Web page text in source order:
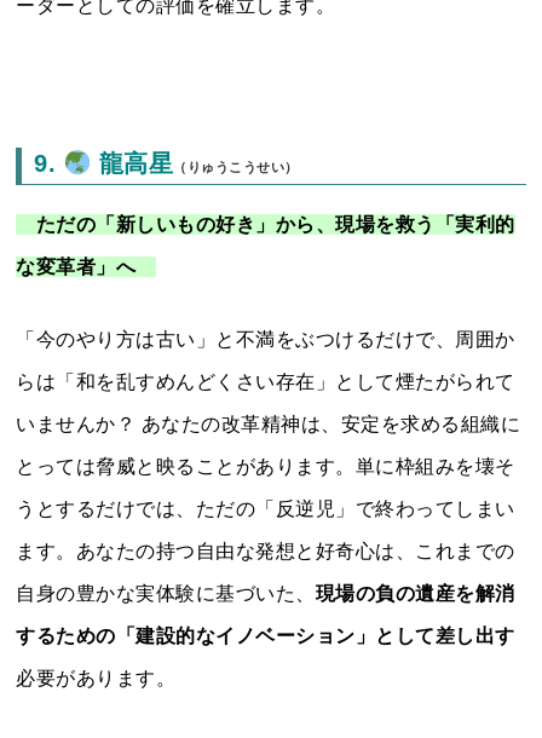
ーダーとしての評価を確立します。
9. 龍高星 （りゅうこうせい）
ただの「新しいもの好き」から、現場を救う「実利的
な変革者」へ
「今のやり方は古い」と不満をぶつけるだけで、周囲か
らは「和を乱すめんどくさい存在」として煙たがられて
いませんか？ あなたの改革精神は、安定を求める組織に
とっては脅威と映ることがあります。単に枠組みを壊そ
うとするだけでは、ただの「反逆児」で終わってしまい
ます。あなたの持つ自由な発想と好奇心は、これまでの
自身の豊かな実体験に基づいた、 現場の負の遺産を解消
するための「建設的なイノベーション」として差し出す
必要があります。